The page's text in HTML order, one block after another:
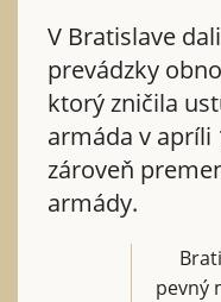
V Bratislave
prevádzky
ktorý zničila
armáda v apríli
zároveň
armády.
pevný